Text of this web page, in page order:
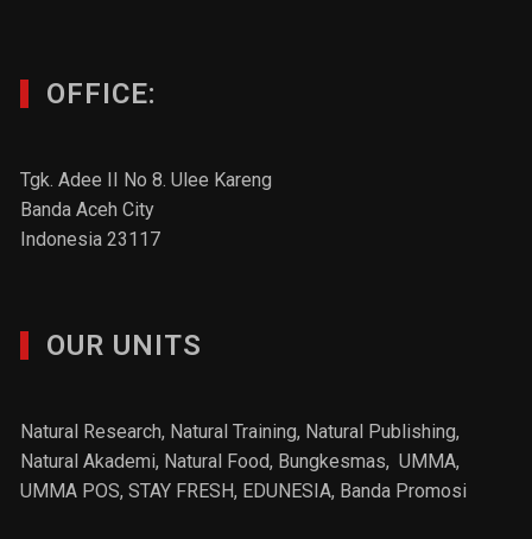
OFFICE:
Tgk. Adee II No 8. Ulee Kareng
Banda Aceh City
Indonesia 23117
OUR UNITS
Natural Research, Natural Training, Natural Publishing,
Natural Akademi, Natural Food, Bungkesmas,UMMA,
UMMA POS,STAY FRESH, EDUNESIA, Banda Promosi